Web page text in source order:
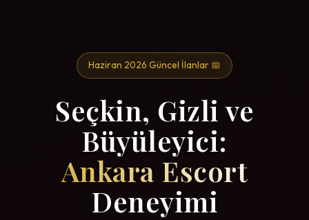
Haziran 2026 Güncel İlanlar 📅
Seçkin, Gizli ve
Büyüleyici:
Ankara Escort
Deneyimi